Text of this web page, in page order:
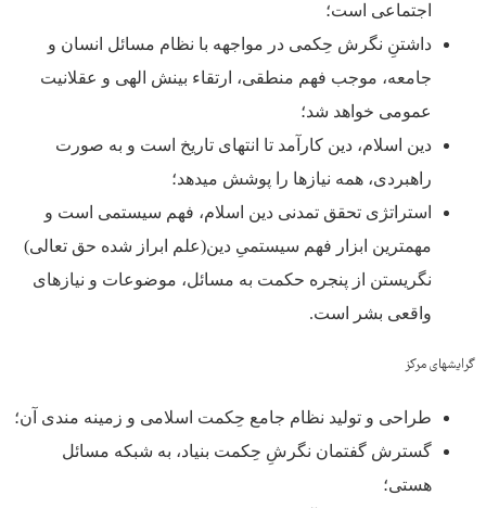
اجتماعی است؛
داشتنِ نگرش حِکمی در مواجهه با نظام مسائل انسان و
جامعه، موجب فهم منطقی، ارتقاء بینش الهی و عقلانیت
عمومی خواهد شد؛
دین اسلام، دین کارآمد تا انتهای تاریخ است و به صورت
راهبردی، همه نیازها را پوشش می­دهد؛
استراتژی تحقق تمدنی دین اسلام، فهم سیستمی است و
مهمترین ابزار فهم سیستمیِ دین(علم ابراز شده حق تعالی)
نگریستن از پنجره حکمت به مسائل، موضوعات و نیازهای
واقعی بشر است.
گرایش­های مرکز
طراحی و تولید نظام جامع حِکمت اسلامی و زمینه مندی آن؛
گسترش گفتمان نگرشِ حِکمت بنیاد، به شبکه مسائل
هستی؛